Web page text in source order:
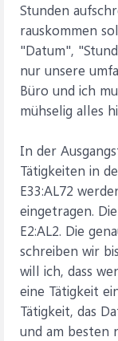
Stunden
rauskommen
"Datum",
nur unsere
Büro und ich
mühselig alles
In der
Tätigkeiten in
E33:AL72
eingetragen.
E2:AL2. Die
schreiben wir
will ich, dass
eine Tätigkeit
Tätigkeit, das
und am besten